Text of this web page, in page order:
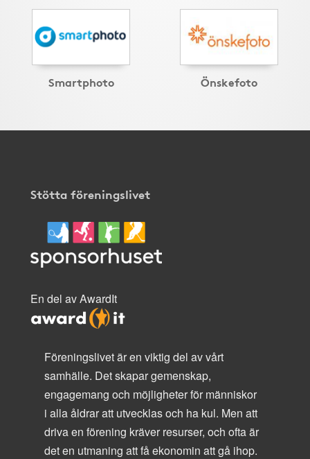
Smartphoto Önskefoto
Stötta föreningslivet
En del av AwardIt
Föreningslivet är en viktig del av vårt
samhälle. Det skapar gemenskap,
engagemang och möjligheter för människor
i alla åldrar att utvecklas och ha kul. Men att
driva en förening kräver resurser, och ofta är
det en utmaning att få ekonomin att gå ihop.